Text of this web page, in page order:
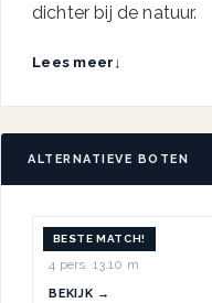
dichter bij de natuur.
Lees meer↓
ALTERNATIEVE BOTEN
BESTE MATCH!
HW 1
4 pers. ·13.10 m
BEKIJK →